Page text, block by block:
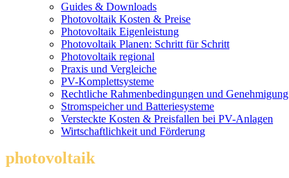
Guides & Downloads
Photovoltaik Kosten & Preise
Photovoltaik Eigenleistung
Photovoltaik Planen: Schritt für Schritt
Photovoltaik regional
Praxis und Vergleiche
PV-Komplettsysteme
Rechtliche Rahmenbedingungen und Genehmigung
Stromspeicher und Batteriesysteme
Versteckte Kosten & Preisfallen bei PV-Anlagen
Wirtschaftlichkeit und Förderung
photovoltaik